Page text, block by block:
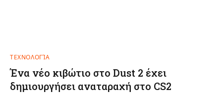
ΤΕΧΝΟΛΟΓΊΑ
Ένα νέο κιβώτιο στο Dust 2 έχει
δημιουργήσει αναταραχή στο CS2